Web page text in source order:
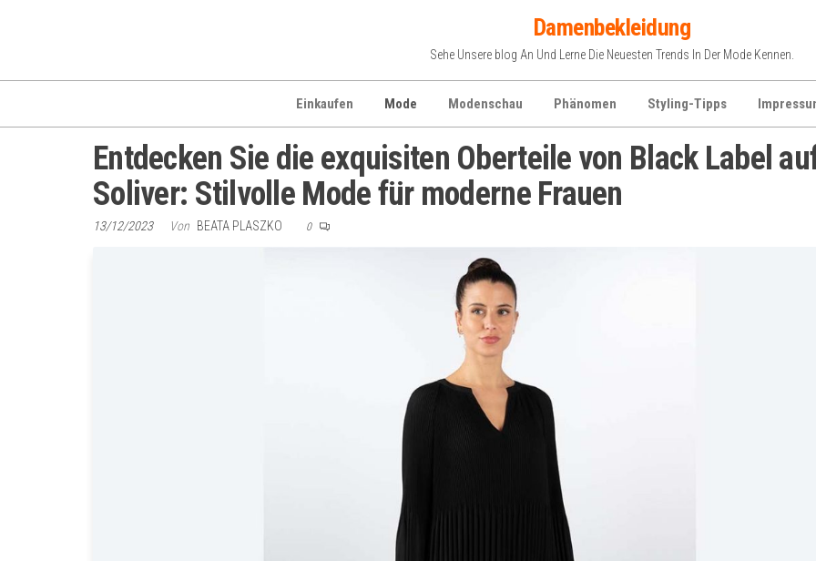
Damenbekleidung
Sehe Unsere blog An Und Lerne Die Neuesten Trends In Der Mode Kennen.
Einkaufen Mode Modenschau Phänomen Styling-Tipps
Entdecken Sie die exquisiten Oberteile von Black Label
Soliver: Stilvolle Mode für moderne Frauen
13/12/2023 Von BEATA PLASZKO 0